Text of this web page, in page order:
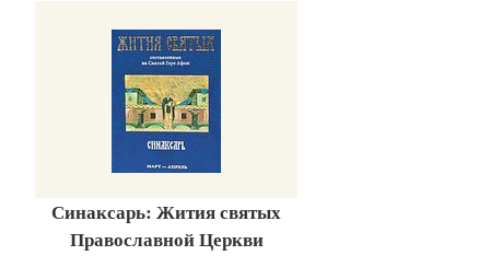
Синаксарь: Жития святых
Православной Церкви